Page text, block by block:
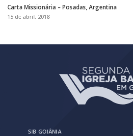
Carta Missionária – Posadas, Argentina
15 de abril, 2018
SIB GOIÂNIA